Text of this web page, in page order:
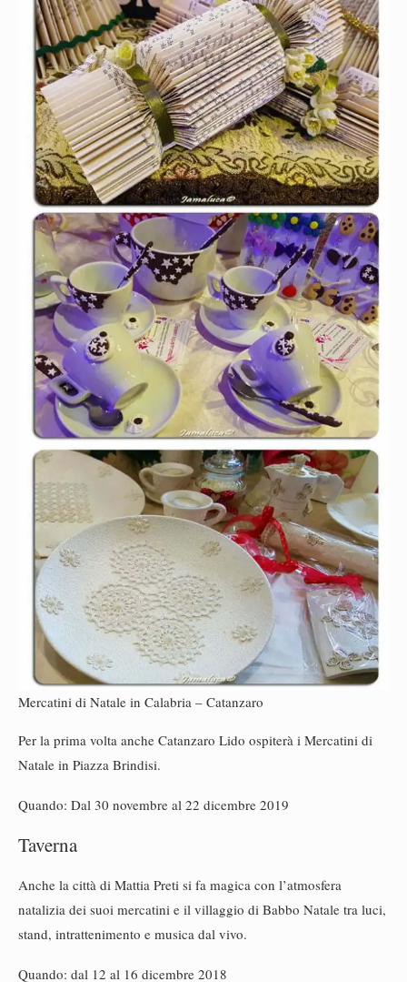
Mercatini di Natale in Calabria – Catanzaro
Per la prima volta anche Catanzaro Lido ospiterà i Mercatini di
Natale in Piazza Brindisi.
Quando: Dal 30 novembre al 22 dicembre 2019
Taverna
Anche la città di Mattia Preti si fa magica con l’atmosfera
natalizia dei suoi mercatini e il villaggio di Babbo Natale tra luci,
stand, intrattenimento e musica dal vivo.
Quando: dal 12 al 16 dicembre 2018